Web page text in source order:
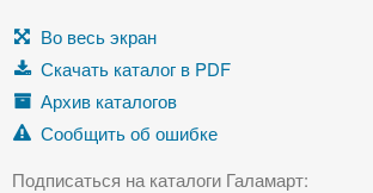
Во весь экран
Скачать каталог в PDF
Архив каталогов
Сообщить об ошибке
Подписаться на каталоги Галамарт: